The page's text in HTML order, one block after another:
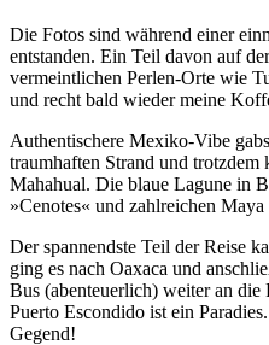
Die Fotos sind während einer
entstanden. Ein Teil davon auf
vermeintlichen Perlen-Orte wie
und recht bald wieder meine
Authentischere Mexiko-Vibe
traumhaften Strand und trotzdem
Mahahual. Die blaue Lagune in
»Cenotes« und zahlreichen
Der spannendste Teil der Reise
ging es nach Oaxaca und
Bus (abenteuerlich) weiter an
Puerto Escondido ist ein Paradies.
Gegend!